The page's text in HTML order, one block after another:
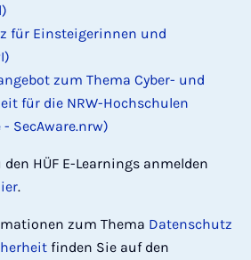
für Einsteigerinnen und
zum Thema Cyber- und
für die NRW-Hochschulen
SecAware.nrw)
HÜF E-Learnings anmelden
.
zum Thema Datenschutz
finden Sie auf den